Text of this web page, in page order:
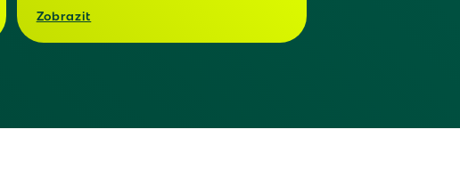
Zobrazit